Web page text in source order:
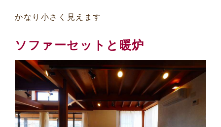
かなり小さく見えます
ソファーセットと暖炉